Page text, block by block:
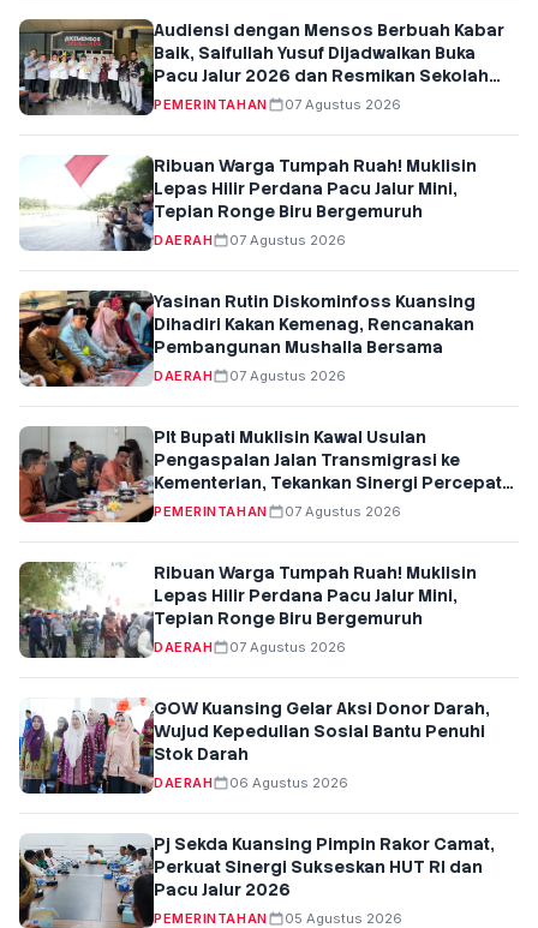
Audiensi dengan Mensos Berbuah Kabar
Baik, Saifullah Yusuf Dijadwalkan Buka
Pacu Jalur 2026 dan Resmikan Sekolah
Rakyat di Kuansing
PEMERINTAHAN 07 Agustus 2026
Ribuan Warga Tumpah Ruah! Muklisin
Lepas Hilir Perdana Pacu Jalur Mini,
Tepian Ronge Biru Bergemuruh
DAERAH 07 Agustus 2026
Yasinan Rutin Diskominfoss Kuansing
Dihadiri Kakan Kemenag, Rencanakan
Pembangunan Mushalla Bersama
DAERAH 07 Agustus 2026
Plt Bupati Muklisin Kawal Usulan
Pengaspalan Jalan Transmigrasi ke
Kementerian, Tekankan Sinergi Percepat
Pembangunan
PEMERINTAHAN 07 Agustus 2026
Ribuan Warga Tumpah Ruah! Muklisin
Lepas Hilir Perdana Pacu Jalur Mini,
Tepian Ronge Biru Bergemuruh
DAERAH 07 Agustus 2026
GOW Kuansing Gelar Aksi Donor Darah,
Wujud Kepedulian Sosial Bantu Penuhi
Stok Darah
DAERAH 06 Agustus 2026
Pj Sekda Kuansing Pimpin Rakor Camat,
Perkuat Sinergi Sukseskan HUT RI dan
Pacu Jalur 2026
PEMERINTAHAN 05 Agustus 2026